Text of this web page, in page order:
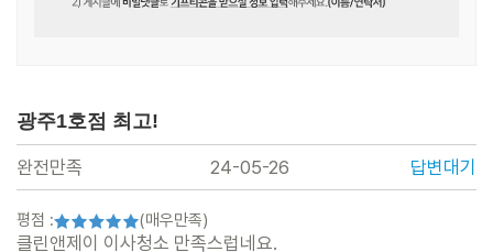
광주1호점 최고!
완전만족 24-05-26 답변대기
본문
평점 : (매우만족)
클린앤제이 이사청소 만족스럽네요.